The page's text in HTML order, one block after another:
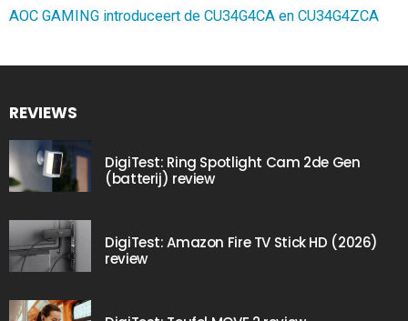
AOC GAMING introduceert de CU34G4CA en CU34G4ZCA
REVIEWS
DigiTest: Ring Spotlight Cam 2de Gen
(batterij) review
DigiTest: Amazon Fire TV Stick HD (2026)
review